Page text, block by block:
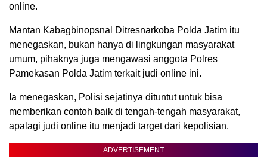
online.
Mantan Kabagbinopsnal Ditresnarkoba Polda Jatim itu
menegaskan, bukan hanya di lingkungan masyarakat
umum, pihaknya juga mengawasi anggota Polres
Pamekasan Polda Jatim terkait judi online ini.
Ia menegaskan, Polisi sejatinya dituntut untuk bisa
memberikan contoh baik di tengah-tengah masyarakat,
apalagi judi online itu menjadi target dari kepolisian.
ADVERTISEMENT